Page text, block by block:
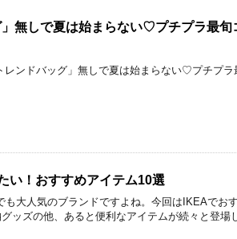
無しで夏は始まらない♡プチプラ最旬
ンドバッグ」無しで夏は始まらない♡プチプラ
い！おすすめアイテム10選
大人気のブランドですよね。今回はIKEAでお
ッズの他、あると便利なアイテムが続々と登場